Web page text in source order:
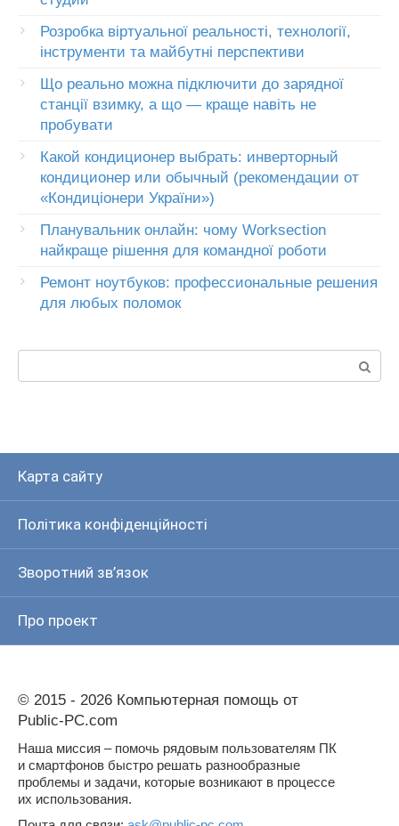
Розробка віртуальної реальності, технології,
інструменти та майбутні перспективи
Що реально можна підключити до зарядної
станції взимку, а що — краще навіть не
пробувати
Какой кондиционер выбрать: инверторный
кондиционер или обычный (рекомендации от
«Кондиціонери України»)
Планувальник онлайн: чому Worksection
найкраще рішення для командної роботи
Ремонт ноутбуков: профессиональные решения
для любых поломок
Карта сайту
Політика конфіденційності
Зворотний зв’язок
Про проект
© 2015 - 2026 Компьютерная помощь от
Public-PC.com
Наша миссия – помочь рядовым пользователям ПК
и смартфонов быстро решать разнообразные
проблемы и задачи, которые возникают в процессе
их использования.